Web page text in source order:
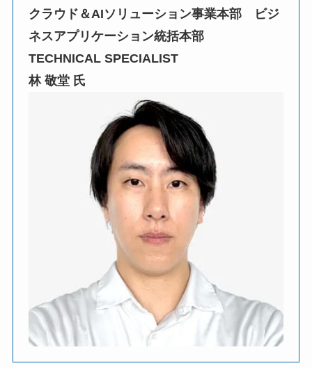
クラウド＆AIソリューション事業本部 ビジ
ネスアプリケーション統括本部
TECHNICAL SPECIALIST
林 敬堂 氏